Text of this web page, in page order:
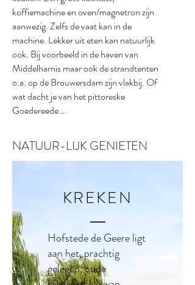
koffiemachine en oven/magnetron zijn
aanwezig. Zelfs de vaat kan in de
machine. Lekker uit eten kan natuurlijk
ook. Bij voorbeeld in de haven van
Middelharnis maar ook de strandtenten
o.a. op de Brouwersdam zijn vlakbij. Of
wat dacht je van het pittoreske
Goedereede….
NATUUR-LIJK GENIETEN
KREKEN
Hofstede de Geere ligt
aan het, prachtig
gelegen, oude